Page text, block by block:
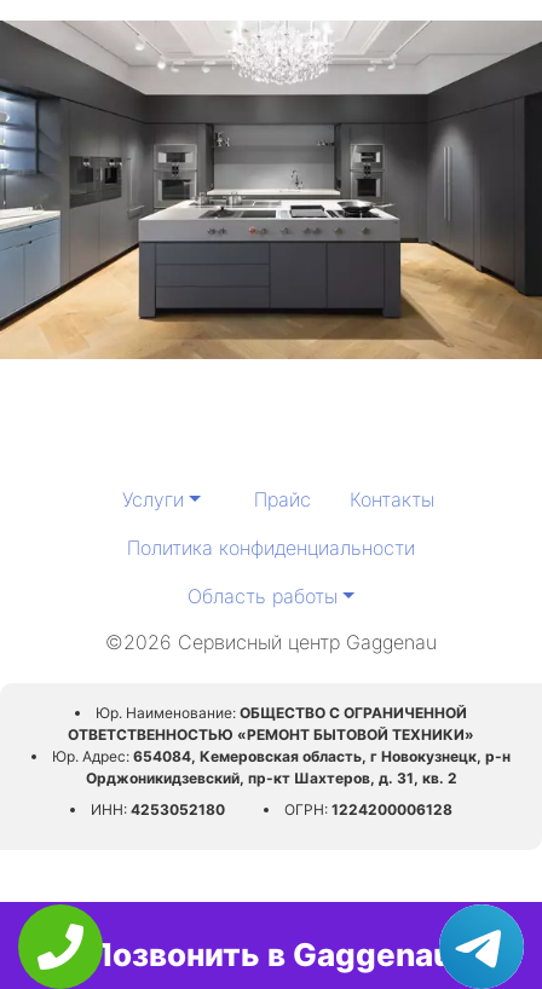
Услуги Прайс
Контакты
Политика конфиденциальности
Область работы
©2026 Сервисный центр Gaggenau
Юр. Наименование: ОБЩЕСТВО С ОГРАНИЧЕННОЙ
ОТВЕТСТВЕННОСТЬЮ «РЕМОНТ БЫТОВОЙ ТЕХНИКИ»
Юр. Адрес: 654084, Кемеровская область, г Новокузнецк, р-н
Орджоникидзевский, пр-кт Шахтеров, д. 31, кв. 2
ИНН: 4253052180 ОГРН: 1224200006128
Позвонить в Gaggenau